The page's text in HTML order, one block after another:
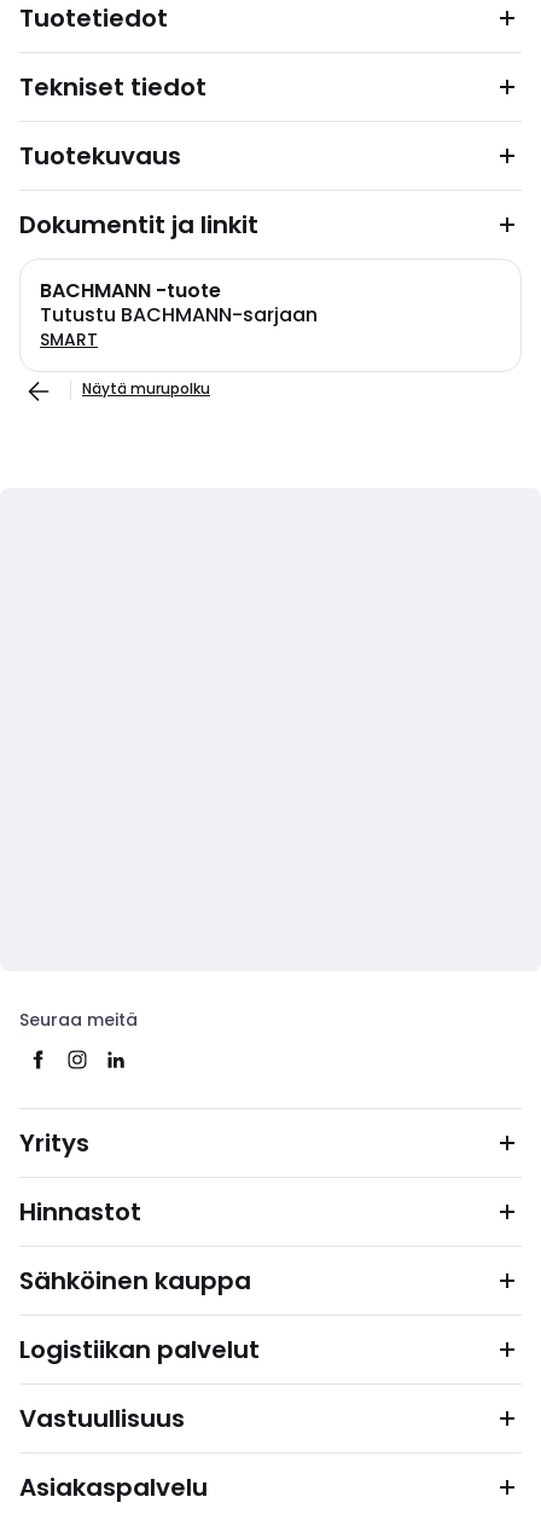
Tuotetiedot
Tekniset tiedot
Tuotekuvaus
Dokumentit ja linkit
BACHMANN -tuote
Tutustu BACHMANN-sarjaan
SMART
Näytä murupolku
Seuraa meitä
Yritys
Hinnastot
Sähköinen kauppa
Logistiikan palvelut
Vastuullisuus
Asiakaspalvelu